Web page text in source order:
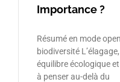
Importance ?
Résumé en mode
biodiversité
équilibre écologique
à penser au-delà du